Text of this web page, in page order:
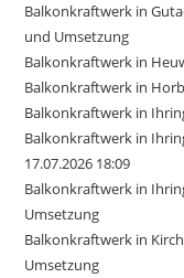
Balkonkraftwerk in
und Umsetzung
Balkonkraftwerk in
Balkonkraftwerk in
Balkonkraftwerk in
Balkonkraftwerk in
17.07.2026 18:09
Balkonkraftwerk in
Umsetzung
Balkonkraftwerk in
Umsetzung